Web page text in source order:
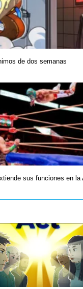
de dos semanas
sus funciones en la